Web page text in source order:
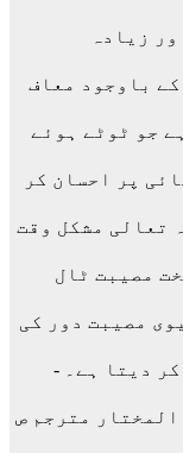
زیادہ
باوجود معاف
جو ٹوٹے ہوئے
پر احسان کر
تعالی مشکل وقت
مصیبت ٹال
مصیبت دور کی
دیتا ہے۔ -
المختار مترجم ص